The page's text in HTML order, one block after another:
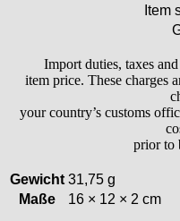
Heuer
HF Bauer
HPP „Henzi & Pfaff"
ISA
Jean Brun
Item
Import duties, taxes
item price. These charges
your country’s customs
prior to
Gewicht 31,75 g
Maße
16 × 12 × 2 cm